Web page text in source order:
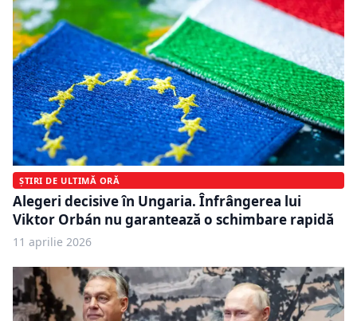
ȘTIRI DE ULTIMĂ ORĂ
Alegeri decisive în Ungaria. Înfrângerea lui
Viktor Orbán nu garantează o schimbare rapidă
11 aprilie 2026